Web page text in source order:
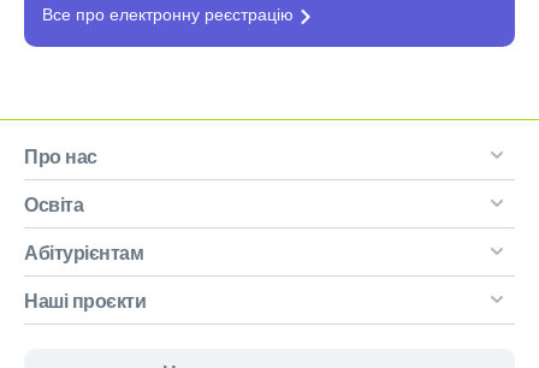
Все про електронну реєстрацію
Про нас
Освіта
Абітурієнтам
Наші проєкти